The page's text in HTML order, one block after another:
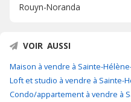
Rouyn-Noranda
VOIR AUSSI
Maison à vendre à Sainte-
Loft et studio à vendre à Sainte-
Condo/appartement à vendre à